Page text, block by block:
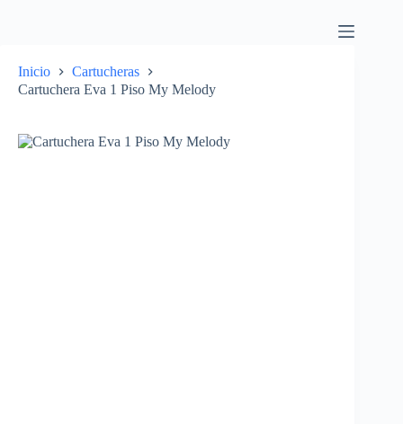
Inicio
Cartucheras
Cartuchera Eva 1 Piso My Melody